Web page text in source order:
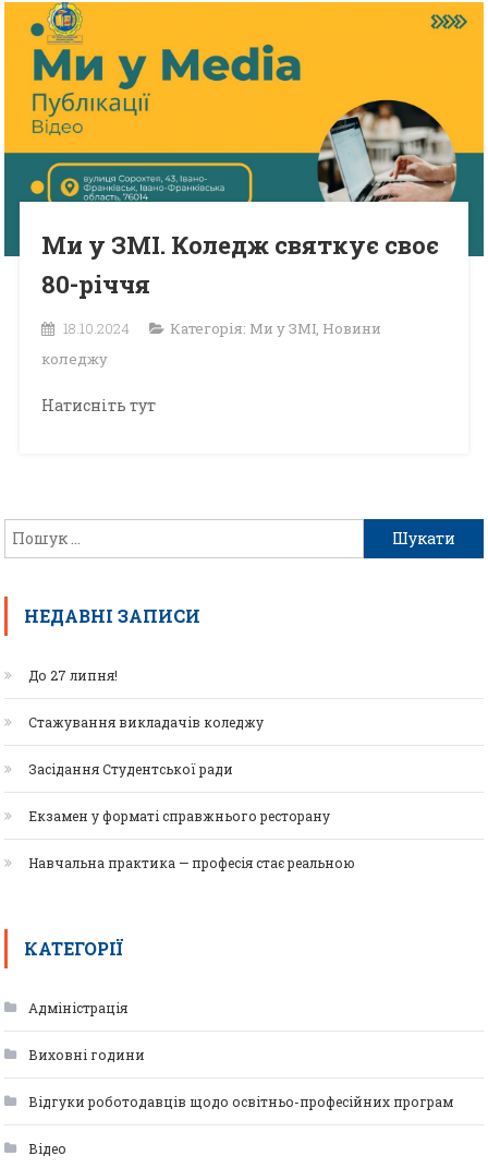
Ми у ЗМІ. Коледж святкує своє
80-річчя
18.10.2024 Категорія: Ми у ЗМІ, Новини
коледжу
Натисніть тут
НЕДАВНІ ЗАПИСИ
До 27 липня!
Стажування викладачів коледжу
Засідання Студентської ради
Екзамен у форматі справжнього ресторану
Навчальна практика — професія стає реальною
КАТЕГОРІЇ
Адміністрація
Виховні години
Відгуки роботодавців щодо освітньо-професійних програм
Відео